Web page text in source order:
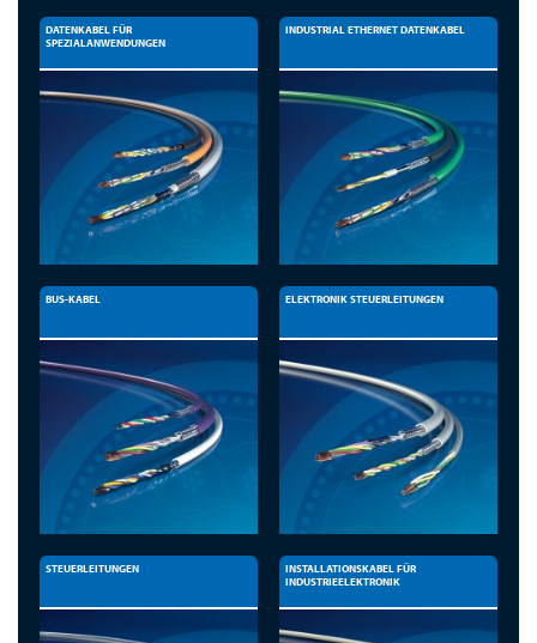
DATENKABEL FÜR
SPEZIALANWENDUNGEN
INDUSTRIAL ETHERNET DATENKABEL
BUS-KABEL ELEKTRONIK STEUERLEITUNGEN
STEUERLEITUNGEN
INSTALLATIONSKABEL FÜR
INDUSTRIEELEKTRONIK